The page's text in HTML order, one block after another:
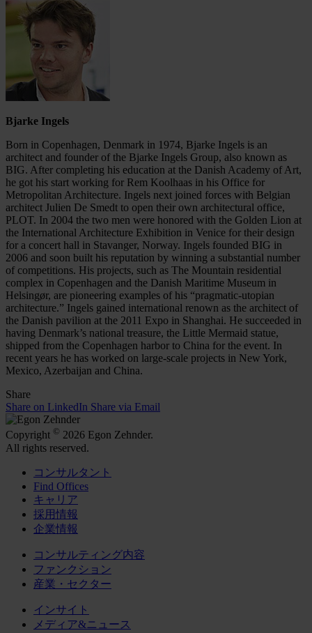
Bjarke Ingels
Born in Copenhagen, Denmark in 1974, Bjarke Ingels is an
architect and founder of the Bjarke Ingels Group, also known as
BIG. After completing his education at the Danish Academy of Art,
he got his start working for Rem Koolhaas in his Office for
Metropolitan Architecture. Ingels next joined forces with Belgian
architect Julien De Smedt to open their own architectural office,
PLOT. In 2004 the two men were honored with the Golden Lion at
the International Architecture Exhibition in Venice for their design
for a concert hall in Stavanger, Norway. Ingels founded BIG in
2006 and soon built his reputation by winning a substantial number
of competitions. His projects, such as The Mountain residential
complex in Copenhagen and the Danish Maritime Museum in
Helsingør, are pioneering examples of his “pragmatic-utopian
architecture.” Ingels gained international renown as the architect of
the Danish pavilion at the 2011 Expo in Shanghai. He succeeded in
having Denmark’s national treasure, the Little Mermaid statue,
shipped from the Copenhagen harbor to China for the event. In
recent years he has worked on large-scale projects in New York,
Mexico, Azerbaijan and China.
Share
Share on LinkedIn Share via Email
Copyright © 2026 Egon Zehnder.
All rights reserved.
コンサルタント
Find Offices
キャリア
採用情報
企業情報
コンサルティング内容
ファンクション
産業・セクター
インサイト
メディア&ニュース